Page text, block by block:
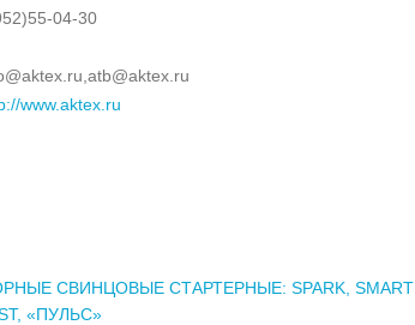
04-30
www.aktex.ru
СВИНЦОВЫЕ СТАРТЕРНЫЕ: SPARK, SMART
«ПУЛЬС»